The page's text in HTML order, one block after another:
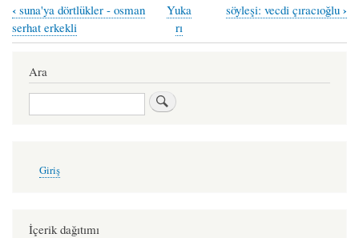
Book
traversal
links
for
sığın(m)ak
zafer
yalçınpınar
‹ suna'ya dörtlükler - osman
serhat erkekli
Yuka
rı
söyleşi: vecdi çıracıoğlu ›
Ara
Ara
account
Giriş
İçerik dağıtımı